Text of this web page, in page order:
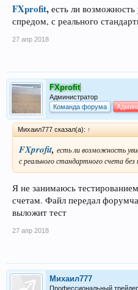
FXprofit, есть ли
спредом, с реального
27 апр 2018
FXprofit
Администратор
Команда форума
Михаил777 сказал(а): ↑
FXprofit, есть ли возможность
с реального стандартного счета без
Я не занимаюсь
счетам. Файл передал
выложит тест
27 апр 2018
Михаил777
Профессиональный